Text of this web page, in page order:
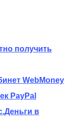
получить
WebMoney
PayPal
в